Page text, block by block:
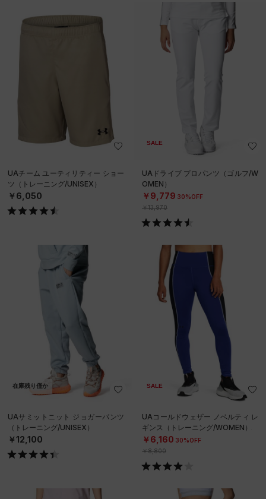
UAチーム ユーティリティー ショー
ツ（トレーニング/UNISEX）
￥6,050
SALE
UAドライブ プロパンツ（ゴルフ/W
OMEN）
￥9,779 30%OFF
￥13,970
在庫残り僅か
UAサミットニット ジョガーパンツ
（トレーニング/UNISEX）
￥12,100
SALE
UAコールドウェザー ノベルティ レ
ギンス（トレーニング/WOMEN）
￥6,160 30%OFF
￥8,800